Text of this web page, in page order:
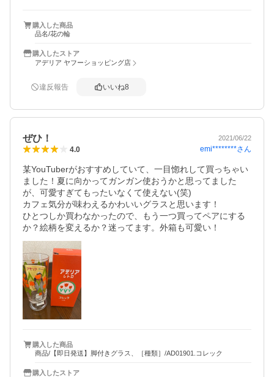
購入した商品
品名/花の輪
購入したストア
アデリア ヤフーショッピング店
違反報告 いいね8
ぜひ！ 2021/06/22
4.0 emi********さん
某YouTuberがおすすめしていて、一目惚れして買っちゃい
ました！夏に向かってガンガン使おうかと思ってました
が、可愛すぎてもったいなくて使えない(笑)
カフェ気分が味わえるかわいいグラスと思います！
ひとつしか買わなかったので、もう一つ買ってペアにする
か？絵柄を変えるか？迷ってます。外箱も可愛い！
購入した商品
商品/【即日発送】脚付きグラス、［種類］/AD01901.コレック
購入したストア